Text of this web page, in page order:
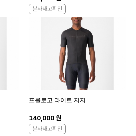
본사재고확인
프롤로고 라이트 저지
140,000 원
본사재고확인